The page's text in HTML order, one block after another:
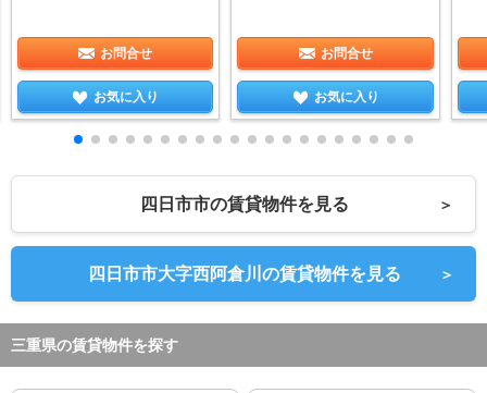
お問合せ
お気に入り
お問合せ
お気に入り
四日市市の賃貸物件を見る ＞
四日市市大字西阿倉川の賃貸物件を見る ＞
三重県の賃貸物件を探す